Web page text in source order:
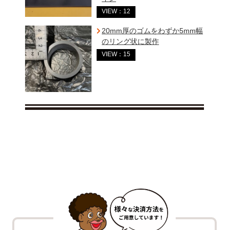
VIEW：12
20mm厚のゴムをわずか5mm幅
のリング状に製作
VIEW：15